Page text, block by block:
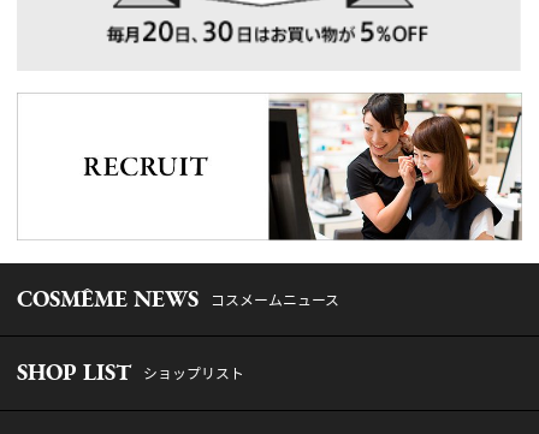
COSMÊME NEWS コスメームニュース
SHOP LIST ショップリスト